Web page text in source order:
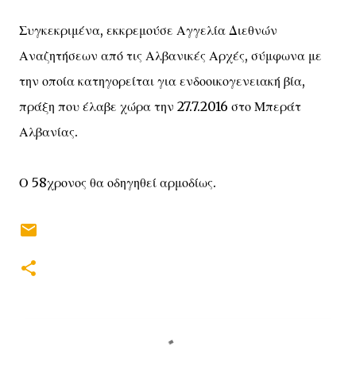
Συγκεκριμένα, εκκρεμούσε Αγγελία Διεθνών
Αναζητήσεων από τις Αλβανικές Αρχές, σύμφωνα με
την οποία κατηγορείται για ενδοοικογενειακή βία,
πράξη που έλαβε χώρα την 27.7.2016 στο Μπεράτ
Αλβανίας.
Ο 58χρονος θα οδηγηθεί αρμοδίως.